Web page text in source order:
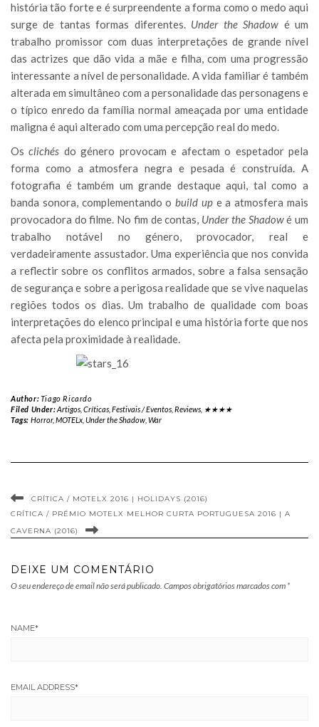
história tão forte e é surpreendente a forma como o medo aqui
surge de tantas formas diferentes. Under the Shadow é um
trabalho promissor com duas interpretações de grande nível
das actrizes que dão vida a mãe e filha, com uma progressão
interessante a nível de personalidade. A vida familiar é também
alterada em simultâneo com a personalidade das personagens e
o típico enredo da família normal ameaçada por uma entidade
maligna é aqui alterado com uma percepção real do medo.
Osclichés do género provocam e afectam o espetador pela
forma como a atmosfera negra e pesada é construída. A
fotografia é também um grande destaque aqui, tal como a
banda sonora, complementando obuild up e a atmosfera mais
provocadora do filme. No fim de contas, Under the Shadowé um
trabalho notável no género, provocador, real e
verdadeiramente assustador. Uma experiência que nos convida
a reflectir sobre os conflitos armados, sobre a falsa sensação
de segurança e sobre a perigosa realidade que se vive naquelas
regiões todos os dias. Um trabalho de qualidade com boas
interpretações do elenco principal e uma história forte que nos
afecta pela proximidade à realidade.
Author:Tiago Ricardo
Filed Under:Artigos, Críticas, Festivais / Eventos, Reviews, ★★★★
Tags: Horror, MOTELx, Under the Shadow, War
CRÍTICA / MOTELX 2016 | HOLIDAYS (2016)
CRÍTICA / PRÉMIO MOTELX MELHOR CURTA PORTUGUESA 2016 | A
CAVERNA (2016)
DEIXE UM COMENTÁRIO
O seu endereço de email não será publicado. Campos obrigatórios marcados com *
NAME*
EMAIL ADDRESS*